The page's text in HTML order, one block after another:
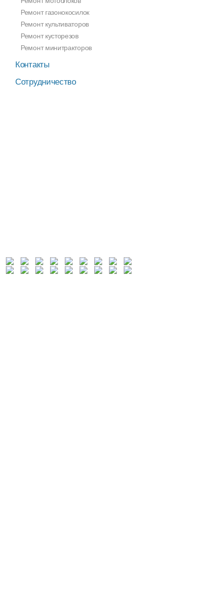
Ремонт газонокосилок
Ремонт культиваторов
Ремонт кусторезов
Ремонт минитракторов
Контакты
Сотрудничество